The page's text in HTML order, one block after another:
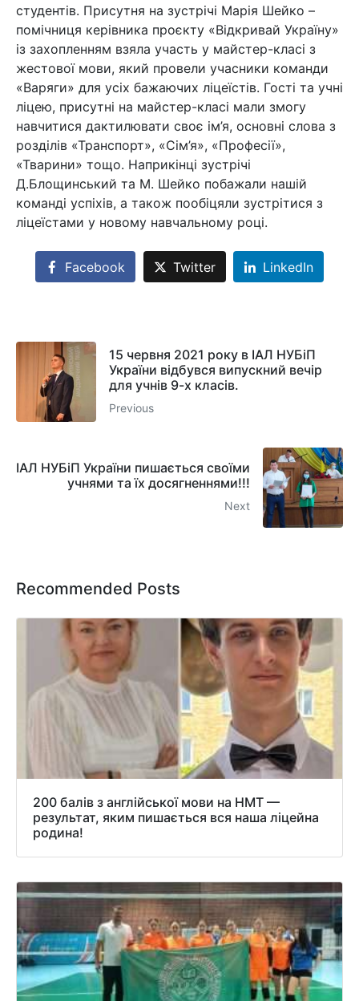
студентів. Присутня на зустрічі Марія Шейко –
помічниця керівника проєкту «Відкривай Україну»
із захопленням взяла участь у майстер-класі з
жестової мови, який провели учасники команди
«Варяги» для усіх бажаючих ліцеїстів. Гості та учні
ліцею, присутні на майстер-класі мали змогу
навчитися дактилювати своє ім’я, основні слова з
розділів «Транспорт», «Сім’я», «Професії»,
«Тварини» тощо. Наприкінці зустрічі
Д.Блощинський та М. Шейко побажали нашій
команді успіхів, а також пообіцяли зустрітися з
ліцеїстами у новому навчальному році.
Facebook Twitter LinkedIn
15 червня 2021 року в ІАЛ НУБіП
України відбувся випускний вечір
для учнів 9-х класів.
Previous
ІАЛ НУБіП України пишається своїми
учнями та їх досягненнями!!!
Next
Recommended Posts
200 балів з англійської мови на НМТ —
результат, яким пишається вся наша ліцейна
родина!